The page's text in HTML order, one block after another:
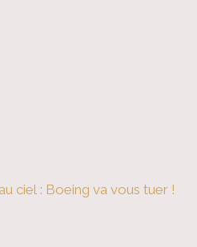
ciel : Boeing va vous tuer !